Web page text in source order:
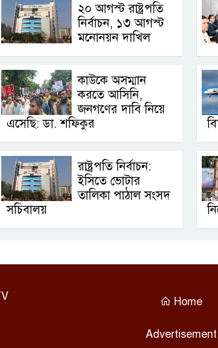
২০ আগস্ট রাষ্ট্রপতি
নির্বাচন, ১৩ আগস্ট
মনোনয়ন দাখিল
কাউকে অসম্মান
করতে আসিনি,
জনগণের দাবি নিয়ে
এসেছি: ডা. শফিকুর
রাষ্ট্রপতি নির্বাচন:
ইসিতে ভোটার
তালিকা পাঠাল সংসদ
সচিবালয়
Home
Advertisement